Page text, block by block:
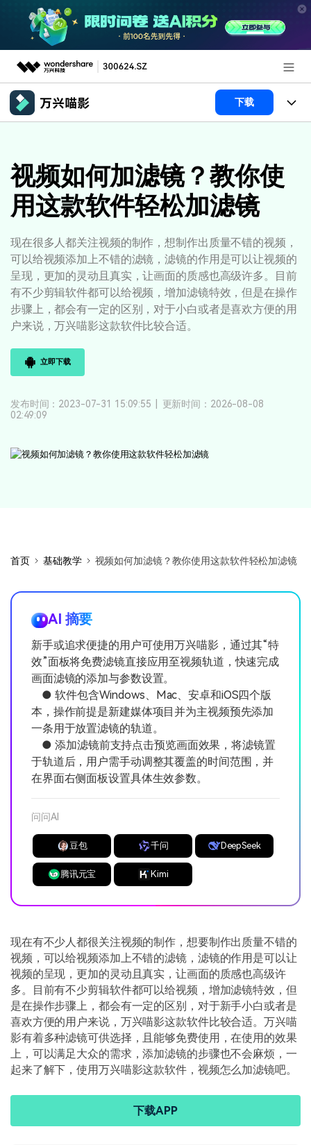
推荐产品
新闻中心
关于万兴
加入我们
帮助中心
客服热线：4000-300624
下载
产品系统
产品功能
AI功能
视频/照片
AI 图生视频 NEW
AI 绘画
AI 视频续写 NEW
解决方案
专业创作人群
品牌合作故事
使用教程
文章资讯
其他
帮助中心
产品支持
产品信息
登录
视频如何加滤镜？教你使
用这款软件轻松加滤镜
现在很多人都关注视频的制作，想制作出质量不错的视频，
可以给视频添加上不错的滤镜，滤镜的作用是可以让视频的
呈现，更加的灵动且真实，让画面的质感也高级许多。目前
有不少剪辑软件都可以给视频，增加滤镜特效，但是在操作
步骤上，都会有一定的区别，对于小白或者是喜欢方便的用
户来说，万兴喵影这款软件比较合适。
立即下载
发布时间：2023-07-31 15:09:55
更新时间：2026-08-08
02:49:09
首页 基础教学 视频如何加滤镜？教你使用这款软件轻松加滤镜
AI 摘要
新手或追求便捷的用户可使用万兴喵影，通过其“特
效”面板将免费滤镜直接应用至视频轨道，快速完成
画面滤镜的添加与参数设置。
● 软件包含Windows、Mac、安卓和iOS四个版
本，操作前提是新建媒体项目并为主视频预先添加
一条用于放置滤镜的轨道。
● 添加滤镜前支持点击预览画面效果，将滤镜置
于轨道后，用户需手动调整其覆盖的时间范围，并
在界面右侧面板设置具体生效参数。
问问AI
豆包 千问 DeepSeek
腾讯元宝 Kimi
现在有不少人都很关注视频的制作，想要制作出质量不错的
视频，可以给视频添加上不错的滤镜，滤镜的作用是可以让
视频的呈现，更加的灵动且真实，让画面的质感也高级许
多。目前有不少剪辑软件都可以给视频，增加滤镜特效，但
是在操作步骤上，都会有一定的区别，对于新手小白或者是
喜欢方便的用户来说，万兴喵影这款软件比较合适。万兴喵
影有着多种滤镜可供选择，且能够免费使用，在使用的效果
上，可以满足大众的需求，添加滤镜的步骤也不会麻烦，一
起来了解下，使用万兴喵影这款软件，视频怎么加滤镜吧。
下载APP